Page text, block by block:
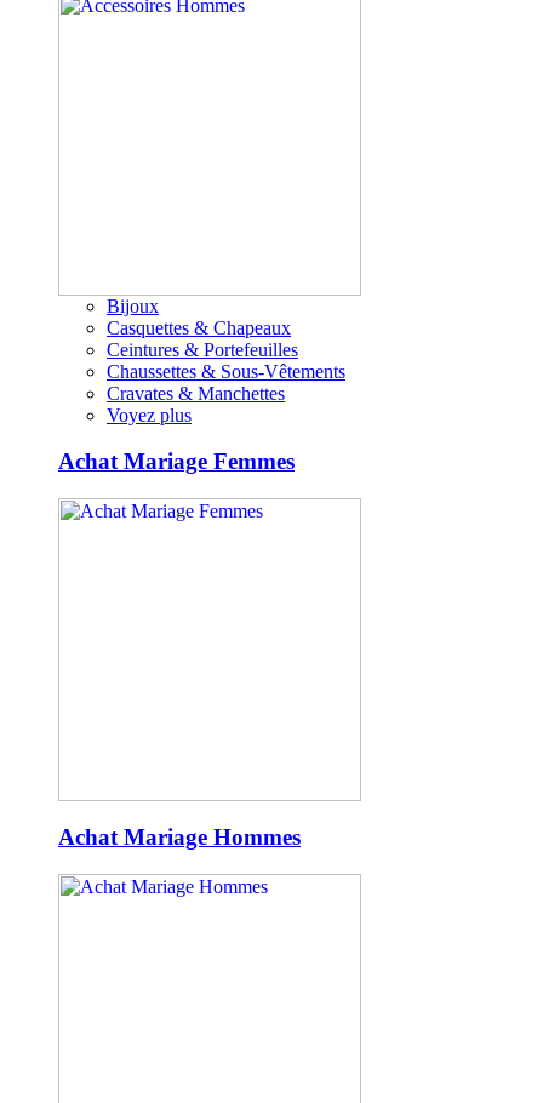
Bijoux
Casquettes & Chapeaux
Ceintures & Portefeuilles
Chaussettes & Sous-Vêtements
Cravates & Manchettes
Voyez plus
Achat Mariage Femmes
Achat Mariage Hommes